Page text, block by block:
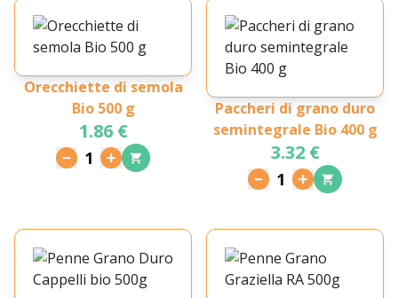
Orecchiette di semola
Bio 500 g
1.86 €
1
Paccheri di grano duro
semintegrale Bio 400 g
3.32 €
1